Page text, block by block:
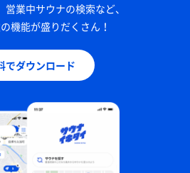
業中サウナの検索など、
機能が盛りだくさん！
でダウンロード